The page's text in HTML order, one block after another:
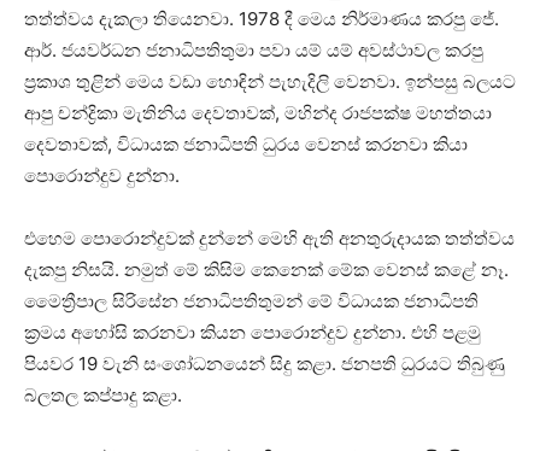
තත්ත්වය දැකලා තියෙනවා. 1978 දී මෙය නිර්මාණය කරපු ජේ.
ආර්. ජයවර්ධන ජනාධිපතිතුමා පවා යම් යම් අවස්ථාවල කරපු
ප්‍රකාශ තුළින් මෙය වඩා හොඳින් පැහැදිලි වෙනවා. ඉන්පසු බලයට
ආපු චන්ද්‍රිකා මැතිනිය දෙවතාවක්, මහින්ද රාජපක්ෂ මහත්තයා
දෙවතාවක්, විධායක ජනාධිපති ධුරය වෙනස් කරනවා කියා
පොරොන්දුව දුන්නා.
එහෙම පොරොන්දුවක් දුන්නේ මෙහි ඇති අනතුරුදායක තත්ත්වය
දැකපු නිසයි. නමුත් මේ කිසිම කෙනෙක් මේක වෙනස් කළේ නෑ.
මෛත්‍රීපාල සිරිසේන ජනාධිපතිතුමන් මේ විධායක ජනාධිපති
ක්‍රමය අහෝසි කරනවා කියන පොරොන්දුව දුන්නා. එහි පළමු
පියවර 19 වැනි සංශෝධනයෙන් සිදු කළා. ජනපති ධුරයට තිබුණු
බලතල කප්පාදු කළා.